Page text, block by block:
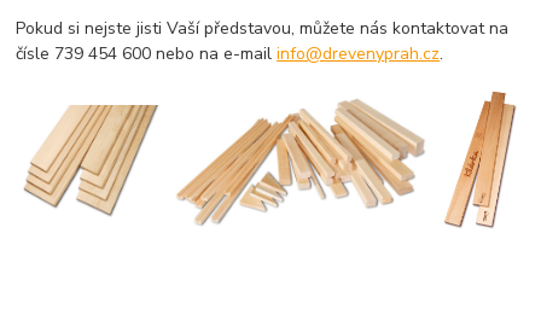
Pokud si nejste jisti Vaší představou, můžete nás kontaktovat na
čísle 739 454 600 nebo na e-mailinfo@drevenyprah.cz.